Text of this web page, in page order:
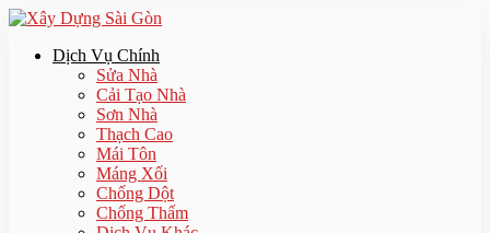
Dịch Vụ Chính
Sửa Nhà
Cải Tạo Nhà
Sơn Nhà
Thạch Cao
Mái Tôn
Máng Xối
Chống Dột
Chống Thấm